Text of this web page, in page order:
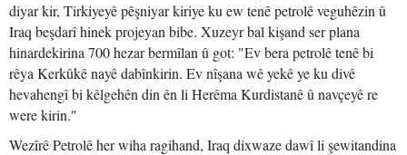
diyar kir, Tirkiyeyê pêşniyar kiriye ku ew tenê petrolê veguhêzin û
Iraq beşdarî hinek projeyan bibe. Xuzeyr bal kişand ser plana
hinardekirina 700 hezar bermîlan û got: "Ev bera petrolê tenê bi
rêya Kerkûkê nayê dabînkirin. Ev nîşana wê yekê ye ku divê
hevahengî bi kêlgehên din ên li Herêma Kurdistanê û navçeyê re
were kirin."
Wezîrê Petrolê her wiha ragihand, Iraq dixwaze dawî li şewitandina